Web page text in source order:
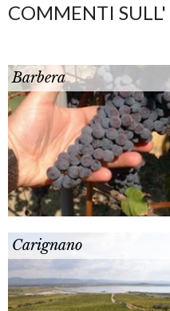
COMMENTI
Barbera
Carignano